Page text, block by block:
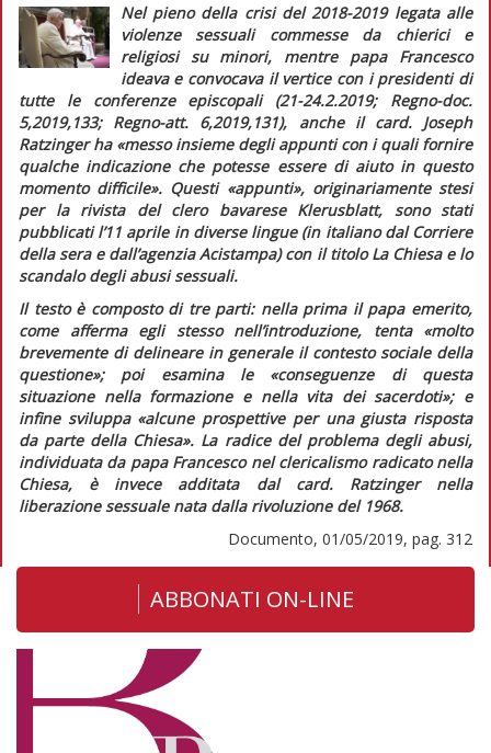
Nel pieno della crisi del 2018-2019 legata alle
violenze sessuali commesse da chierici e
religiosi su minori, mentre papa Francesco
ideava e convocava il vertice con i presidenti di
tutte le conferenze episcopali (21-24.2.2019; Regno-doc.
5,2019,133; Regno-att. 6,2019,131), anche il card. Joseph
Ratzinger ha «messo insieme degli appunti con i quali fornire
qualche indicazione che potesse essere di aiuto in questo
momento difficile». Questi «appunti», originariamente stesi
per la rivista del clero bavarese Klerusblatt, sono stati
pubblicati l’11 aprile in diverse lingue (in italiano dal Corriere
della sera e dall’agenziaAcistampa) con il titoloLa Chiesa e lo
scandalo degli abusi sessuali.
Il testo è composto di tre parti: nella prima il papa emerito,
come afferma egli stesso nell’introduzione, tenta «molto
brevemente di delineare in generale il contesto sociale della
questione»; poi esamina le «conseguenze di questa
situazione nella formazione e nella vita dei sacerdoti»;e
infine sviluppa «alcune prospettive per una giusta risposta
da parte della Chiesa». La radice del problema degli abusi,
individuata da papa Francesco nel clericalismo radicato nella
Chiesa, è invece additata dal card. Ratzinger nella
liberazione sessuale nata dalla rivoluzione del 1968.
Documento, 01/05/2019, pag. 312
ABBONATI ON-LINE